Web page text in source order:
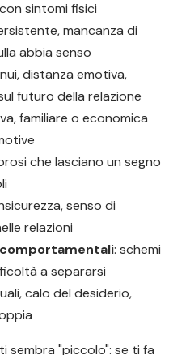
sintomi fisici
mancanza di
abbia senso
distanza emotiva,
futuro della relazione
familiare o economica
che lasciano un segno
senso di
relazioni
: schemi
a separarsi
calo del desiderio,
sembra "piccolo": se ti fa